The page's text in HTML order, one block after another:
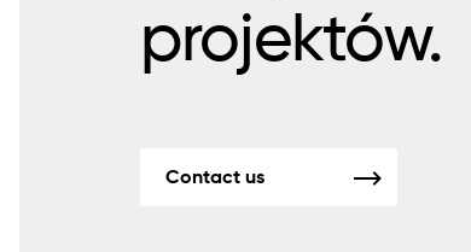
projektów.
Contact us